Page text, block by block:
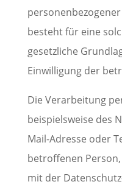
besteht für eine
gesetzliche
Einwilligung der
Die Verarbeitung
beispielsweise des
Mail-Adresse oder
betroffenen
mit der